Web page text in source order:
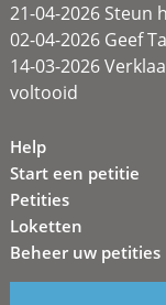
21-04-2026 Steun
02-04-2026 Geef
14-03-2026
voltooid
Help
Start een petitie
Petities
Loketten
Beheer uw petities